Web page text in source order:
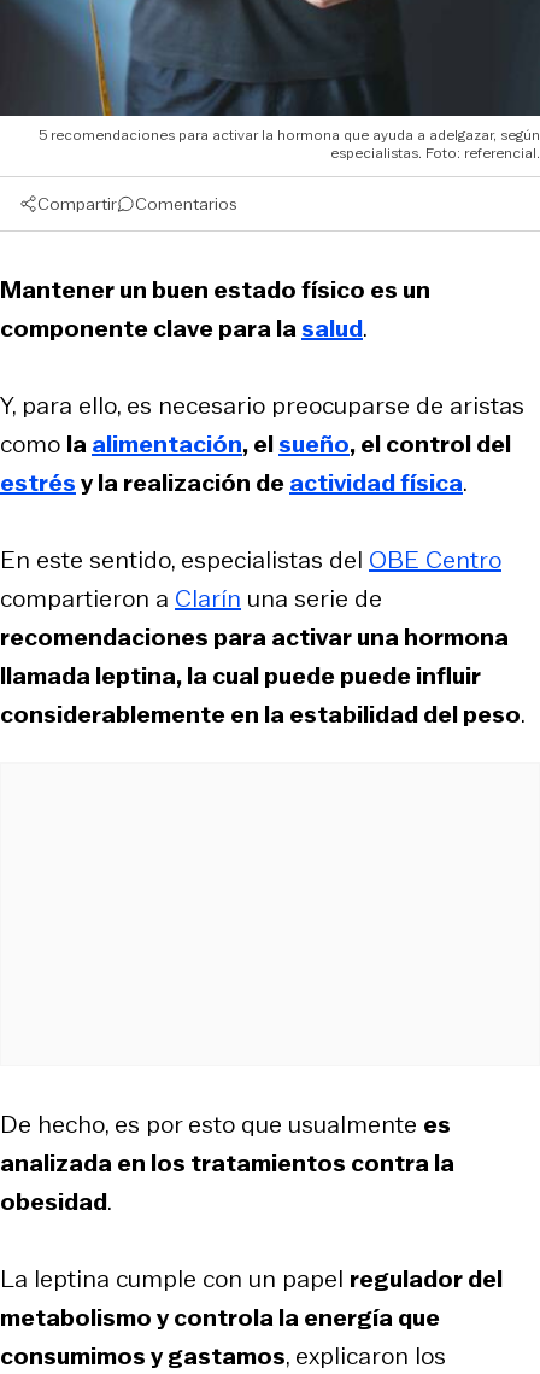
5 recomendaciones para activar la hormona que ayuda a adelgazar, según
especialistas. Foto: referencial.
Compartir Comentarios
Mantener un buen estado físico es un
componente clave para lasalud.
Y, para ello, es necesario preocuparse de aristas
como laalimentación, elsueño, el control del
estrésy la realización deactividad física.
En este sentido, especialistas del OBE Centro
compartieron a Clarín una serie de
recomendaciones para activar una hormona
llamada leptina, la cual puede puede influir
considerablemente en la estabilidad del peso.
De hecho, es por esto que usualmente es
analizada en los tratamientos contra la
obesidad.
La leptina cumple con un papel regulador del
metabolismo y controla la energía que
consumimos y gastamos, explicaron los